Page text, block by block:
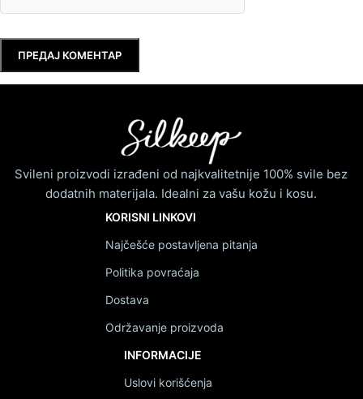
Svileni proizvodi izrađeni od najkvalitetnije 100% svile bez
dodatnih materijala. Idealni za vašu kožu i kosu.
KORISNI LINKOVI
Najčešće postavljena pitanja
Politika povraćaja
Dostava
Održavanje proizvoda
INFORMACIJE
Uslovi korišćenja